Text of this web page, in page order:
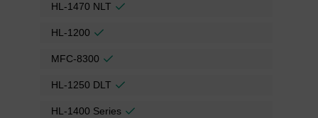
HL-1470 NLT
HL-1200
MFC-8300
HL-1250 DLT
HL-1400 Series